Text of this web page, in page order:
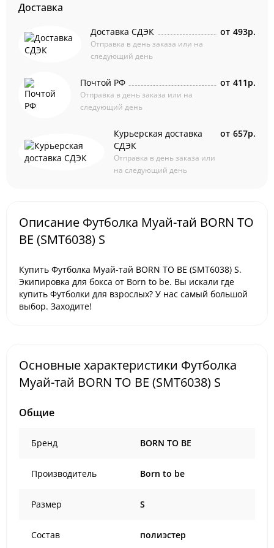
Доставка
Доставка СДЭК
Отправка в день заказа или на
следующий день
от 493р.
Почтой РФ
Отправка в день заказа или на
следующий день
от 411р.
Курьерская доставка
СДЭК
Отправка в день заказа или
на следующий день
от 657р.
Описание Футболка Муай-тай BORN TO
BE (SMT6038) S
Купить Футболка Муай-тай BORN TO BE (SMT6038) S.
Экипировка для бокса от Born to be. Вы искали где
купить Футболки для взрослых? У нас самый большой
выбор. Заходите!
Основные характеристики Футболка
Муай-тай BORN TO BE (SMT6038) S
Общие
Бренд BORN TO BE
Производитель Born to be
Размер S
Состав полиэстер